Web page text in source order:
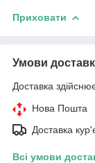
Приховати
Умови
Доставка
Нова Пошта
Доставка
Всі умови